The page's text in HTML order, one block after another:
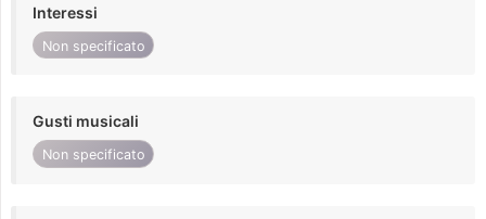
Interessi
Non specificato
Gusti musicali
Non specificato